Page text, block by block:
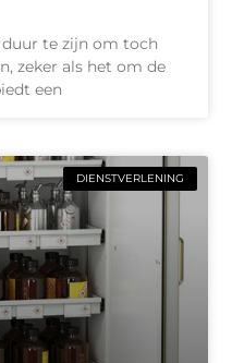
te zijn om toch
zeker als het om de
een
DIENSTVERLENING